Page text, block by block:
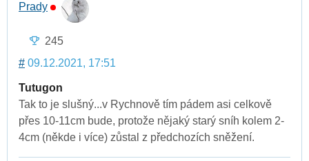
Prady
245
# 09.12.2021, 17:51
Tutugon
Tak to je slušný...v Rychnově tím pádem asi celkově
přes 10-11cm bude, protože nějaký starý sníh kolem 2-
4cm (někde i více) zůstal z předchozích sněžení.